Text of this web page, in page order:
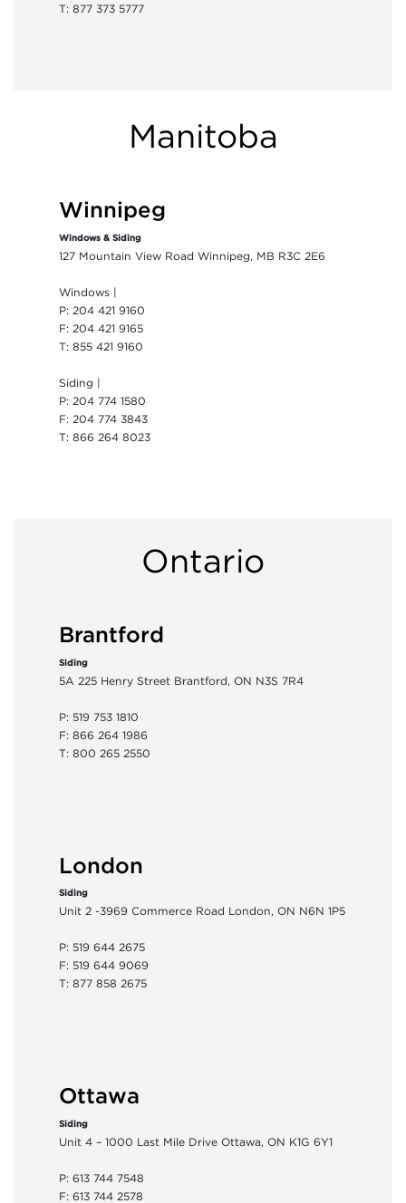
T: 877 373 5777
Manitoba
Winnipeg
Windows & Siding
127 Mountain View Road Winnipeg, MB R3C 2E6
Windows |
P: 204 421 9160
F: 204 421 9165
T: 855 421 9160
Siding |
P: 204 774 1580
F: 204 774 3843
T: 866 264 8023
Ontario
Brantford
Siding
5A 225 Henry Street Brantford, ON N3S 7R4
P: 519 753 1810
F: 866 264 1986
T: 800 265 2550
London
Siding
Unit 2 -3969 Commerce Road London, ON N6N 1P5
P: 519 644 2675
F: 519 644 9069
T: 877 858 2675
Ottawa
Siding
Unit 4 – 1000 Last Mile Drive Ottawa, ON K1G 6Y1
P: 613 744 7548
F: 613 744 2578